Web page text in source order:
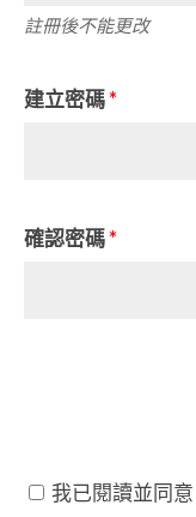
註冊後不能更改
建立密碼*
確認密碼*
我已閱讀並同意